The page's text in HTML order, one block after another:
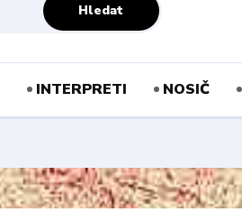
Hledat
INTERPRETI NOSIČ